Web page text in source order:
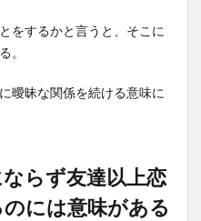
をするかと言うと、そこに
。
曖昧な関係を続ける意味に
らず友達以上恋
には意味がある